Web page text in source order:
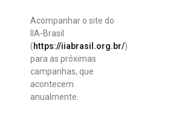
Acompanhar osite do
IIA-Brasil
(https://iiabrasil.org.br/)
para as próximas
campanhas, que
acontecem
anualmente.